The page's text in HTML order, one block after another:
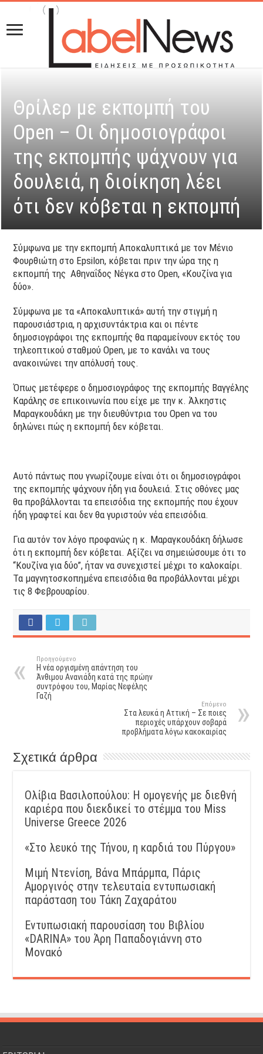
Θρίλερ με εκπομπή του
Open – Oι δημοσιογράφοι
της εκπομπής ψάχνουν για
δουλειά, η διοίκηση λέει
ότι δεν κόβεται η εκπομπή
Σύμφωνα με την εκπομπή Αποκαλυπτικά με τον Μένιο
Φουρθιώτη στο Epsilon, κόβεται πριν την ώρα της η
εκπομπή της Αθηναΐδος Νέγκα στο Open, «Κουζίνα για
δύο».
Σύμφωνα με τα «Αποκαλυπτικά» αυτή την στιγμή η
παρουσιάστρια, η αρχισυντάκτρια και οι πέντε
δημοσιογράφοι της εκπομπής θα παραμείνουν εκτός του
τηλεοπτικού σταθμού Open, με το κανάλι να τους
ανακοινώνει την απόλυσή τους.
Όπως μετέφερε ο δημοσιογράφος της εκπομπής Βαγγέλης
Καράλης σε επικοινωνία που είχε με την κ. Άλκηστις
Μαραγκουδάκη με την διευθύντρια του Open να του
δηλώνει πώς η εκπομπή δεν κόβεται.
Αυτό πάντως που γνωρίζουμε είναι ότι οι δημοσιογράφοι
της εκπομπής ψάχνουν ήδη για δουλειά. Στις οθόνες μας
θα προβάλλονται τα επεισόδια της εκπομπής που έχουν
ήδη γραφτεί και δεν θα γυριστούν νέα επεισόδια.
Για αυτόν τον λόγο προφανώς η κ. Μαραγκουδάκη δήλωσε
ότι η εκπομπή δεν κόβεται. Αξίζει να σημειώσουμε ότι το
“Κουζίνα για δύο”, ήταν να συνεχιστεί μέχρι το καλοκαίρι.
Τα μαγνητοσκοπημένα επεισόδια θα προβάλλονται μέχρι
τις 8 Φεβρουαρίου.
Προηγούμενο
H νέα οργισμένη απάντηση του
Άνθιμου Ανανιάδη κατά της πρώην
συντρόφου του, Μαρίας Νεφέλης
Γαζή
Επόμενο
Στα λευκά η Αττική – Σε ποιες
περιοχές υπάρχουν σοβαρά
προβλήματα λόγω κακοκαιρίας
Σχετικά άρθρα
Ολίβια Βασιλοπούλου: Η ομογενής με διεθνή
καριέρα που διεκδικεί το στέμμα του Miss
Universe Greece 2026
«Στο λευκό της Τήνου, η καρδιά του Πύργου»
Μιμή Ντενίση, Βάνα Μπάρμπα, Πάρις
Αμοργινός στην τελευταία εντυπωσιακή
παράσταση του Τάκη Ζαχαράτου
Εντυπωσιακή παρουσίαση του Βιβλίου
«DARINA» του Άρη Παπαδογιάννη στο
Μονακό